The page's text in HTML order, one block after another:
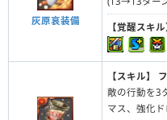
灰原哀装備
【覚醒スキル
【スキル】
敵の行動を3
マス、強化